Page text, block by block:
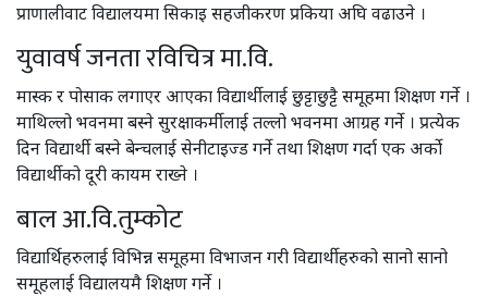
प्राणालीवाट विद्यालयमा सिकाइ सहजीकरण प्रकिया अघि वढाउने ।
युवावर्ष जनता रविचित्र मा.वि.
मास्क र पोसाक लगाएर आएका विद्यार्थीलाई छुट्टाछुट्टै समूहमा शिक्षण गर्ने ।
माथिल्लो भवनमा बस्ने सुरक्षाकर्मीलाई तल्लो भवनमा आग्रह गर्ने । प्रत्येक
दिन विद्यार्थी बस्ने बेन्चलाई सेनीटाइज्ड गर्ने तथा शिक्षण गर्दा एक अर्को
विद्यार्थीको दूरी कायम राख्ने ।
बाल आ.वि.तुम्कोट
विद्यार्थिहरुलाई विभिन्न समूहमा विभाजन गरी विद्यार्थीहरुको सानो सानो
समूहलाई विद्यालयमै शिक्षण गर्ने ।